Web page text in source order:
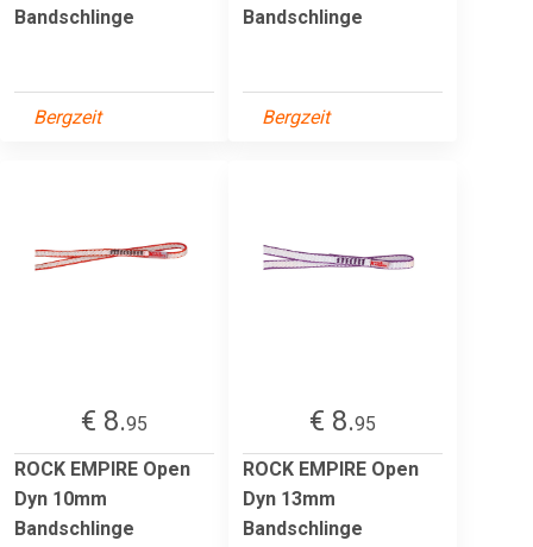
Bandschlinge
Bergzeit
Bandschlinge
Bergzeit
€ 8.95
ROCK EMPIRE Open
Dyn 10mm
Bandschlinge
€ 8.95
ROCK EMPIRE Open
Dyn 13mm
Bandschlinge